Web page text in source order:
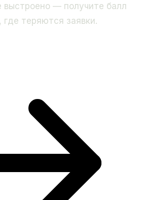
— получите балл
где теряются заявки.